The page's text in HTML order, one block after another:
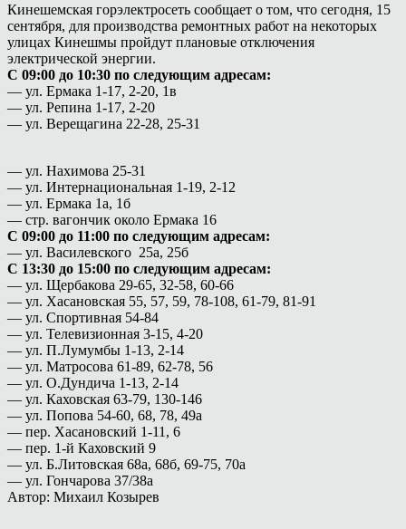
Кинешемская горэлектросеть сообщает о том, что сегодня, 15
сентября, для производства ремонтных работ на некоторых
улицах Кинешмы пройдут плановые отключения
электрической энергии.
С 09:00 до 10:30 по следующим адресам:
— ул. Ермака 1-17, 2-20, 1в
— ул. Репина 1-17, 2-20
— ул. Верещагина 22-28, 25-31
— ул. Нахимова 25-31
— ул. Интернациональная 1-19, 2-12
— ул. Ермака 1а, 1б
— стр. вагончик около Ермака 16
С 09:00 до 11:00 по следующим адресам:
— ул. Василевского 25а, 25б
С 13:30 до 15:00 по следующим адресам:
— ул. Щербакова 29-65, 32-58, 60-66
— ул. Хасановская 55, 57, 59, 78-108, 61-79, 81-91
— ул. Спортивная 54-84
— ул. Телевизионная 3-15, 4-20
— ул. П.Лумумбы 1-13, 2-14
— ул. Матросова 61-89, 62-78, 56
— ул. О.Дундича 1-13, 2-14
— ул. Каховская 63-79, 130-146
— ул. Попова 54-60, 68, 78, 49а
— пер. Хасановский 1-11, 6
— пер. 1-й Каховский 9
— ул. Б.Литовская 68а, 68б, 69-75, 70а
— ул. Гончарова 37/38а
Автор: Михаил Козырев